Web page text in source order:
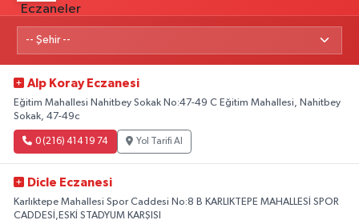
Alp Koray Eczanesi
Eğitim Mahallesi Nahitbey Sokak No:47-49 C Eğitim Mahallesi, Nahitbey
Sokak, 47-49c
0 (216) 414 19 74 Yol Tarifi Al
Dicle Eczanesi
Karlıktepe Mahallesi Spor Caddesi No:8 B KARLIKTEPE MAHALLESİ SPOR
CADDESİ,ESKİ STADYUM KARŞISI